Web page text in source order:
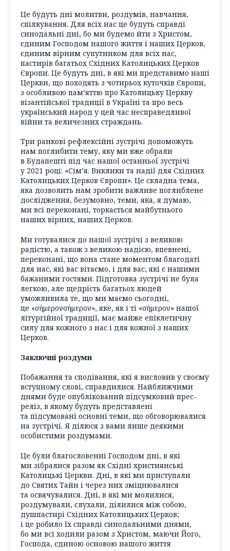
Це будуть дні молитви, роздумів, навчання,
спілкування. Для всіх нас це будуть справді
синодальні дні, бо ми будемо йти з Христом,
єдиним Господом нашого життя і наших Церков,
єдиним вірним супутником для всіх нас,
пастирів багатьох Східних Католицьких Церков
Європи. Це будуть дні, в які ми представимо наші
Церкви, що походять з чотирьох куточків Європи,
з особливою пам’яттю про Католицьку Церкву
візантійської традиції в Україні та про весь
український народ у цей час несправедливої
війни та величезних страждань.
Три ранкові рефлексійні зустрічі допоможуть
нам поглибити тему, яку ми вже обрали
в Будапешті під час нашої останньої зустрічі
у 2021 році: «Сім’я. Виклики та надії для Східних
Католицьких Церков Європи». Це складна тема,
яка дозволить нам зробити важливе поглиблене
дослідження, безумовно, теми, яка, я думаю,
ми всі переконані, торкається майбутнього
наших вірних, наших Церков.
Ми готувалися до нашої зустрічі з великою
радістю, а також з великою надією, впевнені,
переконані, що вона стане моментом благодаті
для нас, які вас вітаємо, і для вас, які є нашими
бажаними гостями. Підготовка зустрічі не була
легкою, але щедрість багатьох людей
уможливила те, що ми маємо сьогодні,
це «σήμερονσήμερον», яке, як і ті «σήμερον» нашої
літургійної традиції, має майже епіклетичну
силу для кожного з нас і для кожної з наших
Церков.
Заключні роздуми
Побажання та сподівання, які я висловив у своєму
вступному слові, справдилися. Найближчими
днями буде опублікований підсумковий прес-
реліз, в якому будуть представлені
та підсумовані основні теми, що обговорювалися
на зустрічі. Я ділюся з вами лише деякими
особистими роздумами.
Це були благословенні Господом дні, в які
ми зібралися разом як Східні християнські
Католицькі Церкви. Дні, в які ми приступали
до Святих Тайн і через них зміцнювалися
та освячувалися. Дні, в які ми молилися,
роздумували, слухали, ділилися між собою,
душпастирі Східних Католицьких Церков;
і це робило їх справді синодальними днями,
бо ми всі ходили разом з Христом, маючи Його,
Господа, єдиною основою нашого життя